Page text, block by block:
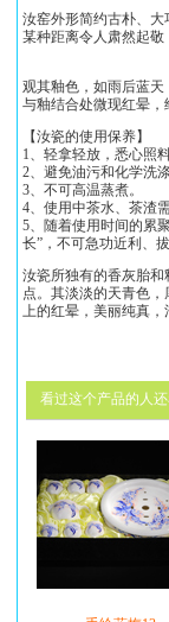
汝窑外形简约古朴、
某种距离令人肃然起
观其釉色，如雨后蓝
与釉结合处微现红晕，
【汝瓷的使用保养】
1、轻拿轻放，悉心照料
2、避免油污和化学洗
3、不可高温蒸煮。
4、使用中茶水、茶渣
5、随着使用时间的累
长”，不可急功近利、拔
汝瓷所独有的香灰胎
点。其淡淡的天青色
上的红晕，美丽纯真，
看过这个产品的人